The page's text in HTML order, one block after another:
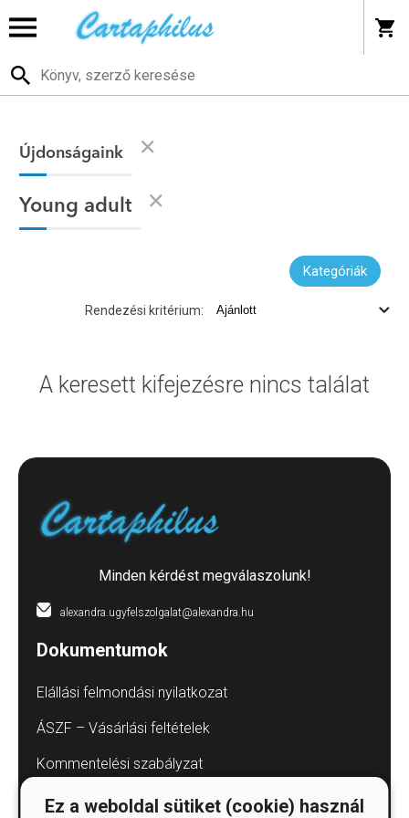
Újdonságaink
Young adult
Kategóriák
Rendezési kritérium:
A keresett kifejezésre nincs találat
Minden kérdést megválaszolunk!
alexandra.ugyfelszolgalat@alexandra.hu
Dokumentumok
Elállási felmondási nyilatkozat
ÁSZF – Vásárlási feltételek
Kommentelési szabályzat
Adatvédelmi tájékoztatók
Ez a weboldal sütiket (cookie) használ